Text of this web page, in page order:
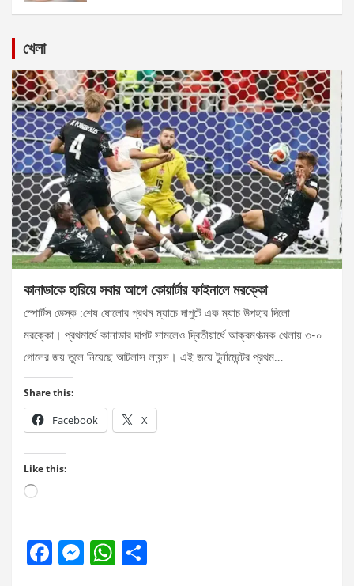
খেলা
কানাডাকে হারিয়ে সবার আগে কোয়ার্টার ফাইনালে মরক্কো
স্পোর্টস ডেস্ক :শেষ ষোলোর প্রথম ম্যাচে দাপুটে এক ম্যাচ উপহার দিলো
মরক্কো। প্রথমার্ধে কানাডার দাপট সামলেও দ্বিতীয়ার্ধে আক্রমণাত্মক খেলায় ৩-০
গোলের জয় তুলে নিয়েছে আটলাস লায়ন্স। এই জয়ে টুর্নামেন্টের প্রথম…
Share this:
Facebook X
Like this:
Loading…
F
M W